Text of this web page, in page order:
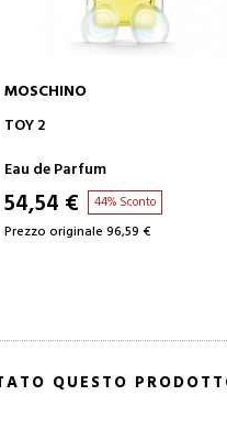
MOSCHINO
TOY 2
Eau de Parfum
54,54 € 44% Sconto
Prezzo originale 96,59 €
QUESTO